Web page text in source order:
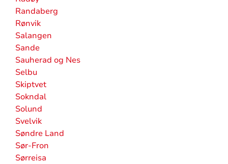
Randaberg
Rønvik
Salangen
Sande
Sauherad og Nes
Selbu
Skiptvet
Sokndal
Solund
Svelvik
Søndre Land
Sør-Fron
Sørreisa